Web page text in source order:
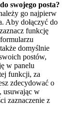
swojego posta?
go najpierw
Aby dołączyć do
funkcję
domyślnie
postów,
w panelu
funkcji, za
zdecydować o
usuwając w
zaznaczenie z